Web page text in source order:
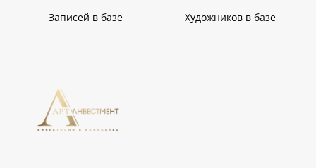
Записей в базе Художников в базе